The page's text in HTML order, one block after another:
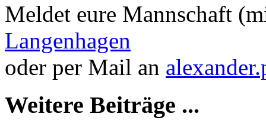
Meldet eure Mannschaft
Langenhagen
oder per Mail an
Weitere Beiträge ...